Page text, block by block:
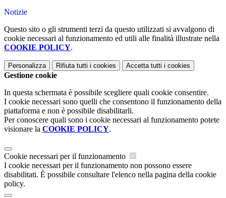
Notizie
Questo sito o gli strumenti terzi da questo utilizzati si avvalgono di
cookie necessari al funzionamento ed utili alle finalità illustrate nella
COOKIE POLICY.
Personalizza Rifiuta tutti i cookies Accetta tutti i cookies
Gestione cookie
In questa schermata è possibile scegliere quali cookie consentire.
I cookie necessari sono quelli che consentono il funzionamento della
piattaforma e non è possibile disabilitarli.
Per conoscere quali sono i cookie necessari al funzionamento potete
visionare la COOKIE POLICY.
Cookie necessari per il funzionamento
I cookie necessari per il funzionamento non possono essere
disabilitati. È possibile consultare l'elenco nella pagina della cookie
policy.